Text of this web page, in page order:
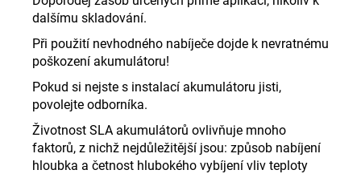
dalšímu skladování.
Při použití nevhodného nabíječe dojde k nevratnému
poškození akumulátoru!
Pokud si nejste s instalací akumulátoru jisti,
povolejte odborníka.
Životnost SLA akumulátorů ovlivňuje mnoho
faktorů, z nichž nejdůležitější jsou: způsob nabíjení
hloubka a četnost hlubokého vybíjení vliv teploty